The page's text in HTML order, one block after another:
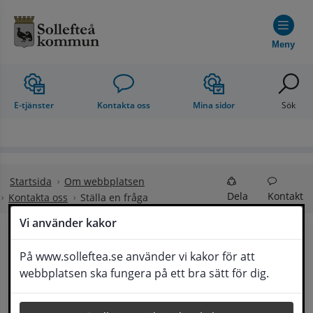
Vi använder kakor
På www.solleftea.se använder vi kakor för att
webbplatsen ska fungera på ett bra sätt för dig.
Meny
E-tjänster Kontakta oss Mina sidor Sök
Startsida
Om webbplatsen
Kontakta oss
Ställa en fråga Dela Kontakt
Ställa en fråga
Om din fråga är omfattande kan det bli aktuellt